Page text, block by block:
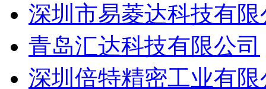
深圳市易菱达科技有限
青岛汇达科技有限公司
深圳倍特精密工业有限